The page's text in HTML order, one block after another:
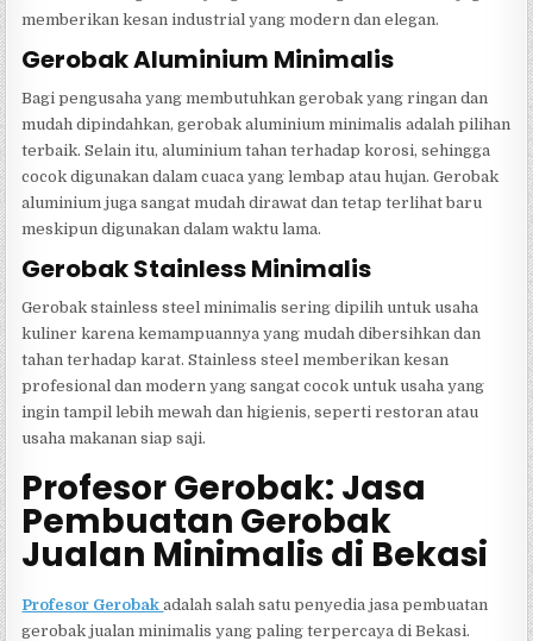
memberikan kesan industrial yang modern dan elegan.
Gerobak Aluminium Minimalis
Bagi pengusaha yang membutuhkan gerobak yang ringan dan
mudah dipindahkan, gerobak aluminium minimalis adalah pilihan
terbaik. Selain itu, aluminium tahan terhadap korosi, sehingga
cocok digunakan dalam cuaca yang lembap atau hujan. Gerobak
aluminium juga sangat mudah dirawat dan tetap terlihat baru
meskipun digunakan dalam waktu lama.
Gerobak Stainless Minimalis
Gerobak stainless steel minimalis sering dipilih untuk usaha
kuliner karena kemampuannya yang mudah dibersihkan dan
tahan terhadap karat. Stainless steel memberikan kesan
profesional dan modern yang sangat cocok untuk usaha yang
ingin tampil lebih mewah dan higienis, seperti restoran atau
usaha makanan siap saji.
Profesor Gerobak: Jasa
Pembuatan Gerobak
Jualan Minimalis di Bekasi
Profesor Gerobakadalah salah satu penyedia jasa pembuatan
gerobak jualan minimalis yang paling terpercaya di Bekasi.